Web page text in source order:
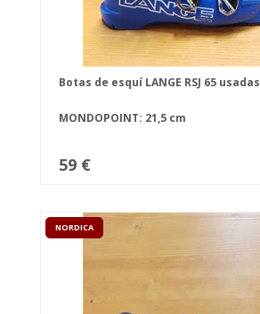
Botas de esquí LANGE RSJ 65 usadas
MONDOPOINT: 21,5 cm
59 €
NORDICA